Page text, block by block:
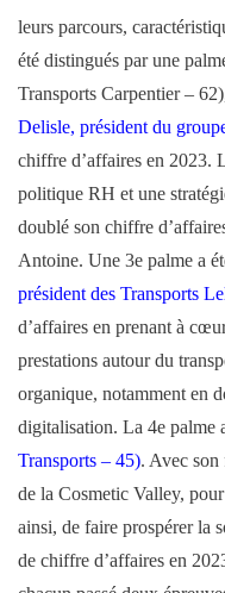
leurs parcours,
été distingués par une
Transports Carpentier –
Delisle, président du
chiffre d’affaires en 2023.
politique RH et une
doublé son chiffre
Antoine. Une 3e palme a
président des Transports
d’affaires en prenant à
prestations autour du
organique, notamment en
digitalisation. La 4e palme
Transports – 45). Avec son
de la Cosmetic Valley,
ainsi, de faire prospérer la
de chiffre d’affaires en